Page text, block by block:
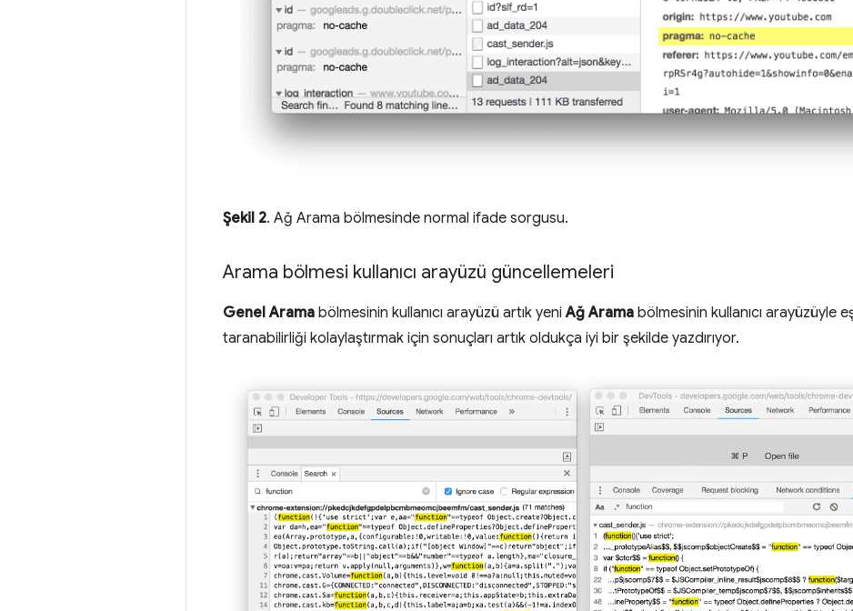
Şekil 2. Ağ Arama bölmesinde normal ifade sorgusu.
Arama bölmesi kullanıcı arayüzü güncellemeleri
Genel Arama bölmesinin kullanıcı arayüzü artık yeniAğ Arama bölmesinin kullanıcı arayüzüyle
taranabilirliği kolaylaştırmak için sonuçları artık oldukça iyi bir şekilde yazdırıyor.